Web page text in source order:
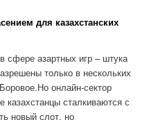
для казахстанских
сфере азартных игр – штука
только в нескольких
онлайн-сектор
казахстанцы сталкиваются с
новый слот, но